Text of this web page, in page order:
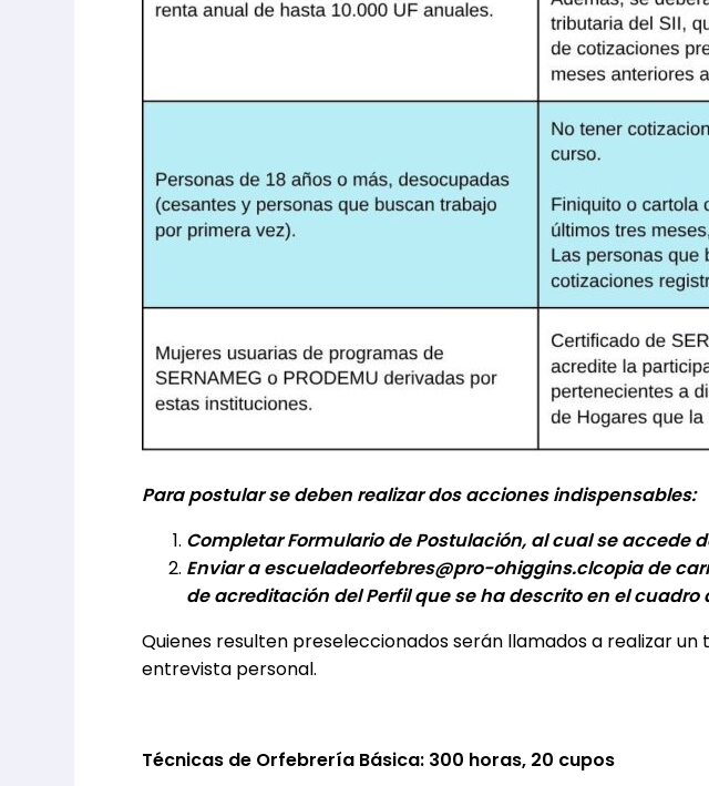
Para postular se deben realizar dos acciones indispensables:
Completar Formulario de Postulación, al cual se accede
Enviar aescueladeorfebres@pro-ohiggins.clcopia de
de acreditación del Perfil que se ha descrito en el
Quienes resulten preseleccionados serán llamados a realizar
entrevista personal.
Técnicas de Orfebrería Básica: 300 horas, 20 cupos